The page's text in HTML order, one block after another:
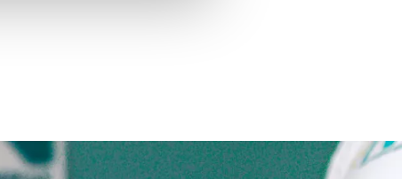
anbieten zu können